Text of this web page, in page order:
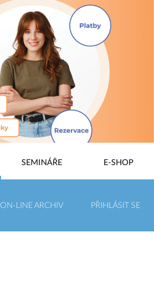
SEMINÁŘE E-SHOP
ON-LINE ARCHIV PŘIHLÁSIT SE